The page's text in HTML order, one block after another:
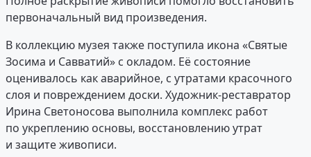
первоначальный вид произведения.
В коллекцию музея также поступила икона «Святые
Зосима и Савватий» с окладом. Её состояние
оценивалось как аварийное, с утратами красочного
слоя и повреждением доски. Художник-реставратор
Ирина Светоносова выполнила комплекс работ
по укреплению основы, восстановлению утрат
и защите живописи.